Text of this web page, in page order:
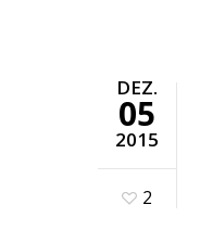
DEZ.
05
2015
2